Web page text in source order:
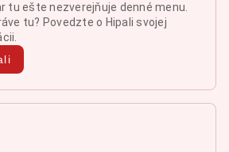
tu ešte nezverejňuje denné menu.
tu? Povedzte o Hipali svojej